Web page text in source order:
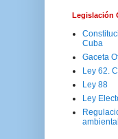
Legislación
Cuba
Gaceta
Ley 62.
Ley 88
Ley